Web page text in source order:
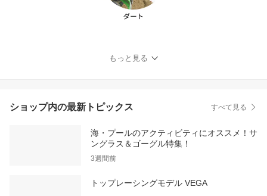
もっと見る
ショップ内の最新トピックス すべて見る
海・プールのアクティビティにオススメ！サ
ングラス＆ゴーグル特集！
3週間前
トップレーシングモデル VEGA